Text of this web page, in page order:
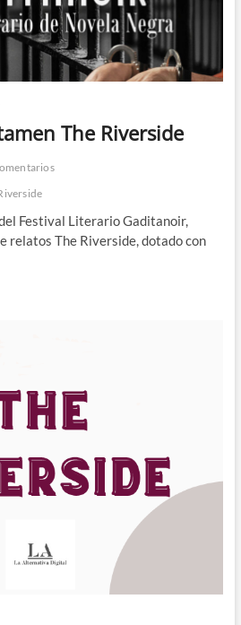
The Riverside
Festival Literario Gaditanoir,
relatos The Riverside, dotado con